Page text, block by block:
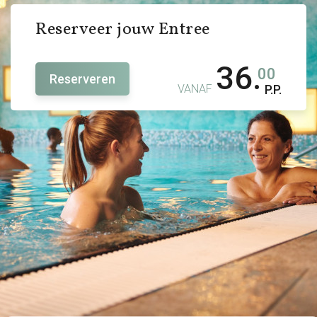
Reserveer jouw Entree
Reserveren
VANAF 36.00
P.P.